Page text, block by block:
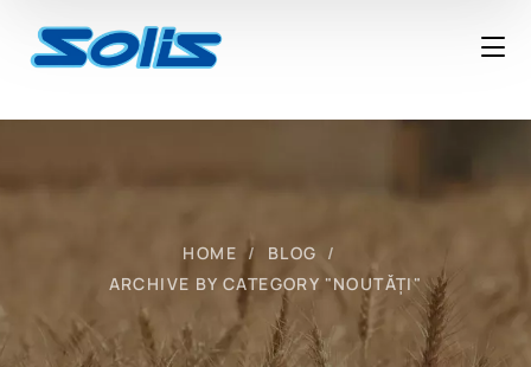
HOME
BLOG
ARCHIVE BY CATEGORY "NOUTĂȚI"